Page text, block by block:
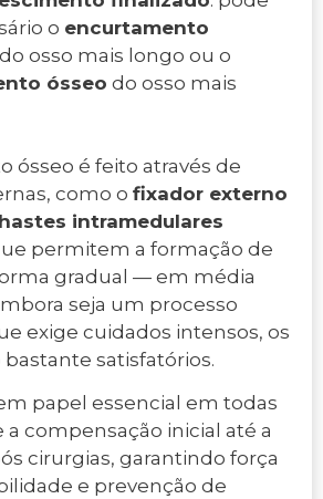
o encurtamento
do osso mais longo ou o
ósseo do osso mais
ósseo é feito através de
como o fixador externo
hastes intramedulares
permitem a formação de
gradual — em média
seja um processo
exige cuidados intensos, os
satisfatórios.
papel essencial em todas
a compensação inicial até a
cirurgias, garantindo força
e prevenção de